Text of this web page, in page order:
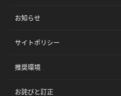
お知らせ
サイトポリシー
推奨環境
お詫びと訂正